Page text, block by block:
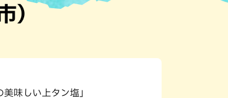
居酒屋・バー
の海
）
味しい上タン塩」